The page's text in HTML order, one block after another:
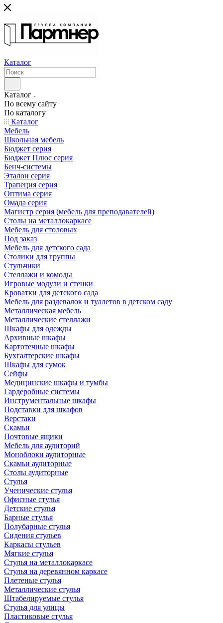
Каталог
Каталог
По всему сайту
По каталогу
Каталог
Мебель
Школьная мебель
Бюджет серия
Бюджет Плюс серия
Бенч-системы
Эталон серия
Трапеция серия
Оптима серия
Омада серия
Магистр серия (мебель для преподавателей)
Столы на металлокаркасе
Мебель для столовых
Под заказ
Мебель для детского сада
Столики для группы
Стульчики
Стеллажи и комоды
Игровые модули и стенки
Кроватки для детского сада
Мебель для раздевалок и туалетов в детском саду
Металлическая мебель
Металлические стеллажи
Шкафы для одежды
Архивные шкафы
Картотечные шкафы
Бухгалтерские шкафы
Шкафы для сумок
Сейфы
Медицинские шкафы и тумбы
Гардеробные системы
Инструментальные шкафы
Подставки для шкафов
Верстаки
Скамьи
Почтовые ящики
Мебель для аудиторий
Моноблоки аудиторные
Скамьи аудиторные
Столы аудиторные
Стулья
Ученические стулья
Офисные стулья
Детские стулья
Барные стулья
Полубарные стулья
Сидения стульев
Каркасы стульев
Мягкие стулья
Стулья на металлокаркасе
Стулья на деревянном каркасе
Плетеные стулья
Металлические стулья
Штабелируемые стулья
Стулья для улицы
Пластиковые стулья